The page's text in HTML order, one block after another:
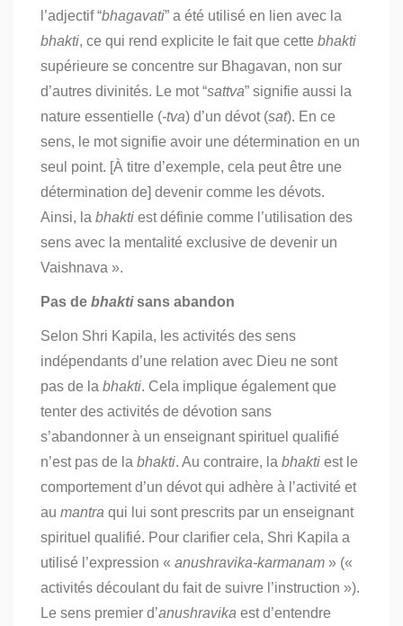
l’adjectif “bhagavati” a été utilisé en lien avec la
bhakti, ce qui rend explicite le fait que cette bhakti
supérieure se concentre sur Bhagavan, non sur
d’autres divinités. Le mot “sattva” signifie aussi la
nature essentielle (-tva) d’un dévot (sat). En ce
sens, le mot signifie avoir une détermination en un
seul point. [À titre d’exemple, cela peut être une
détermination de] devenir comme les dévots.
Ainsi, la bhakti est définie comme l’utilisation des
sens avec la mentalité exclusive de devenir un
Vaishnava ».
Pas de bhaktisans abandon
Selon Shri Kapila, les activités des sens
indépendants d’une relation avec Dieu ne sont
pas de la bhakti. Cela implique également que
tenter des activités de dévotion sans
s’abandonner à un enseignant spirituel qualifié
n’est pas de la bhakti. Au contraire, la bhakti est le
comportement d’un dévot qui adhère à l’activité et
au mantra qui lui sont prescrits par un enseignant
spirituel qualifié. Pour clarifier cela, Shri Kapila a
utilisé l’expression « anushravika-karmanam » («
activités découlant du fait de suivre l’instruction »).
Le sens premier d’anushravika est d’entendre